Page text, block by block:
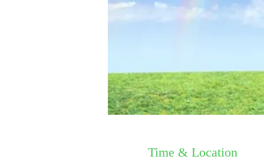
Time & Location